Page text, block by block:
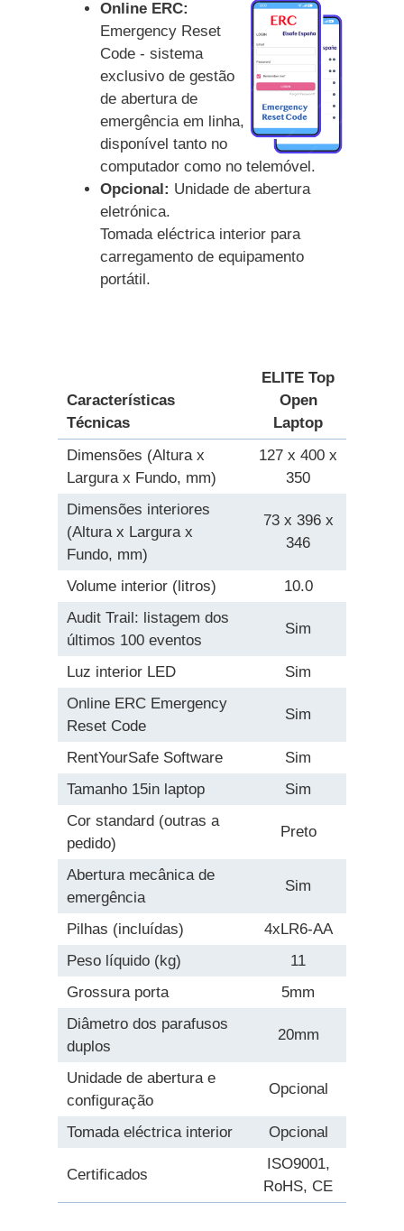
Online ERC:
Emergency Reset
Code - sistema
exclusivo de gestão
de abertura de
emergência em linha,
disponível tanto no
computador como no telemóvel.
Opcional: Unidade de abertura
eletrónica.
Tomada eléctrica interior para
carregamento de equipamento
portátil.
Características
Técnicas
ELITE Top
Open
Laptop
Dimensões (Altura x
Largura x Fundo, mm)
127 x 400 x
350
Dimensões interiores
(Altura x Largura x
Fundo, mm)
73 x 396 x
346
Volume interior (litros)
10.0
Audit Trail: listagem dos
últimos 100 eventos
Sim
Luz interior LED
Sim
Online ERC Emergency
Reset Code
Sim
RentYourSafe Software
Sim
Tamanho 15in laptop
Sim
Cor standard (outras a
pedido)
Preto
Abertura mecânica de
emergência
Sim
Pilhas (incluídas)
4xLR6-AA
Peso líquido (kg)
11
Grossura porta
5mm
Diâmetro dos parafusos
duplos
20mm
Unidade de abertura e
configuração
Opcional
Tomada eléctrica interior Opcional
Certificados
ISO9001,
RoHS, CE